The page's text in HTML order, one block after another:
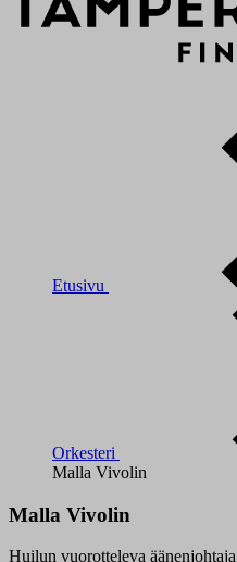
Etusivu
Orkesteri
Malla Vivolin
Malla Vivolin
Huilun vuorotteleva äänenjohtaja